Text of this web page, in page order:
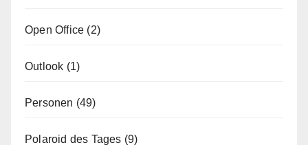
Open Office (2)
Outlook (1)
Personen (49)
Polaroid des Tages (9)